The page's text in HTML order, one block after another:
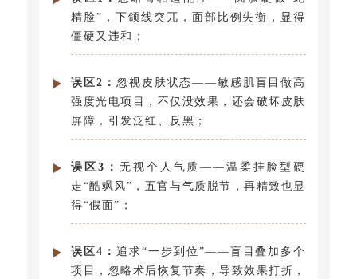
精脸”，下颌线突兀，面部比例失衡，显得
僵硬又违和；
误区2： 忽视皮肤状态——敏感肌盲目做高
强度光电项目，不仅没效果，还会破坏皮肤
屏障，引发泛红、反黑；
误区3： 无视个人气质——温柔挂脸型硬
走“酷飒风”，五官与气质脱节，再精致也显
得“假面”；
误区4： 追求“一步到位”——盲目叠加多个
项目，忽略术后恢复节奏，导致效果打折，